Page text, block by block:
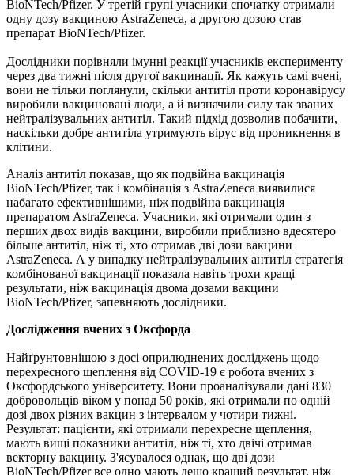
BioNTech/Pfizer. У третій групі учасники спочатку отримали
одну дозу вакциною AstraZeneca, а другою дозою став
препарат BioNTech/Pfizer.
Дослідники порівняли імунні реакції учасників експерименту
через два тижні після другої вакцинації. Як кажуть самі вчені,
вони не тільки поглянули, скільки антитіл проти коронавірусу
виробили вакциновані люди, а й визначили силу так званих
нейтралізувальних антитіл. Такий підхід дозволив побачити,
наскільки добре антитіла утримують вірус від проникнення в
клітини.
Аналіз антитіл показав, що як подвійна вакцинація
BioNTech/Pfizer, так і комбінація з AstraZeneca виявилися
набагато ефективнішими, ніж подвійна вакцинація
препаратом AstraZeneca. Учасники, які отримали один з
перших двох видів вакцини, виробили приблизно вдесятеро
більше антитіл, ніж ті, хто отримав дві дози вакцини
AstraZeneca. А у випадку нейтралізувальних антитіл стратегія
комбінованої вакцинації показала навіть трохи кращі
результати, ніж вакцинація двома дозами вакцини
BioNTech/Pfizer, запевняють дослідники.
Дослідження вчених з Оксфорда
Найґрунтовнішою з досі оприлюднених досліджень щодо
перехресного щеплення від COVID-19 є робота вчених з
Оксфордського університету. Вони проаналізували дані 830
добровольців віком у понад 50 років, які отримали по одній
дозі двох різних вакцин з інтервалом у чотири тижні.
Результат: пацієнти, які отримали перехресне щеплення,
мають вищі показники антитіл, ніж ті, хто двічі отримав
векторну вакцину. З'ясувалося однак, що дві дози
BioNTech/Pfizer все одно мають дещо кращий результат, ніж